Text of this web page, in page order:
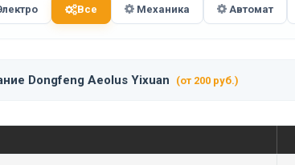
Все Механика Автомат
Dongfeng Aeolus Yixuan (от 200 руб.)